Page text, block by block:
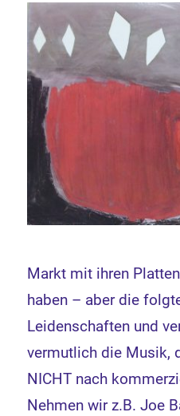
Markt mit ihren
haben – aber die
Leidenschaften und
vermutlich die Musik,
NICHT nach
Nehmen wir z.B. Joe